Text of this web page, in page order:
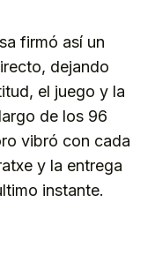
firmó así un
dejando
el juego y la
de los 96
vibró con cada
y la entrega
instante.